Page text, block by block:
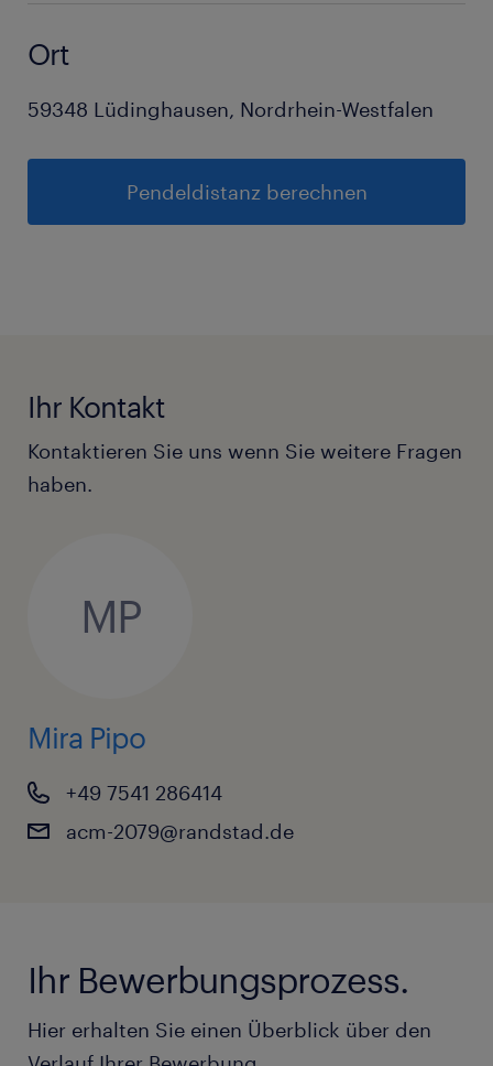
Ort
59348 Lüdinghausen, Nordrhein-Westfalen
Pendeldistanz berechnen
Ihr Kontakt
Kontaktieren Sie uns wenn Sie weitere Fragen
haben.
MP
Mira Pipo
+49 7541 286414
acm-2079@randstad.de
Ihr Bewerbungsprozess.
Hier erhalten Sie einen Überblick über den